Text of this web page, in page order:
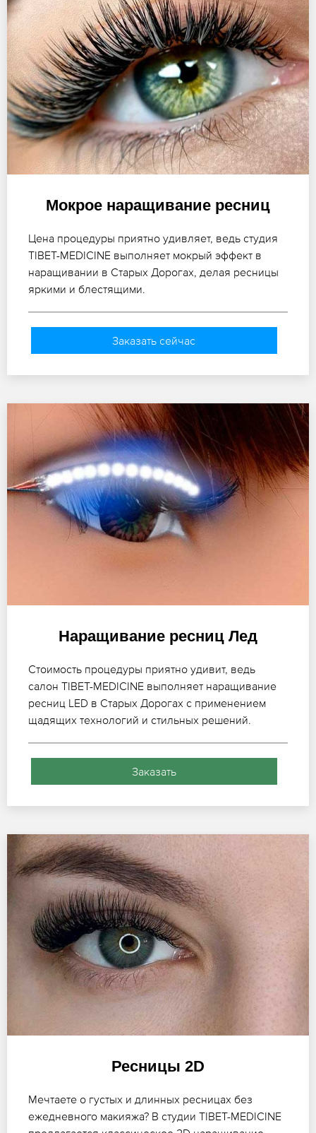
Мокрое наращивание ресниц
Цена процедуры приятно удивляет, ведь студия
TIBET-MEDICINE выполняет мокрый эффект в
наращивании в Старых Дорогах, делая ресницы
яркими и блестящими.
Заказать сейчас
Наращивание ресниц Лед
Стоимость процедуры приятно удивит, ведь
салон TIBET-MEDICINE выполняет наращивание
ресниц LED в Старых Дорогах с применением
щадящих технологий и стильных решений.
Заказать
Ресницы 2D
Мечтаете о густых и длинных ресницах без
ежедневного макияжа? В студии TIBET-MEDICINE